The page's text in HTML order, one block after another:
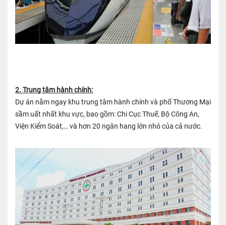
2. Trung tâm hành chính:
Dự án nằm ngay khu trung tâm hành chính và phố Thương Mại
sầm uất nhất khu vực, bao gồm: Chi Cục Thuế, Bộ Công An,
Viện Kiểm Soát,… và hơn 20 ngân hang lớn nhỏ của cả nước.